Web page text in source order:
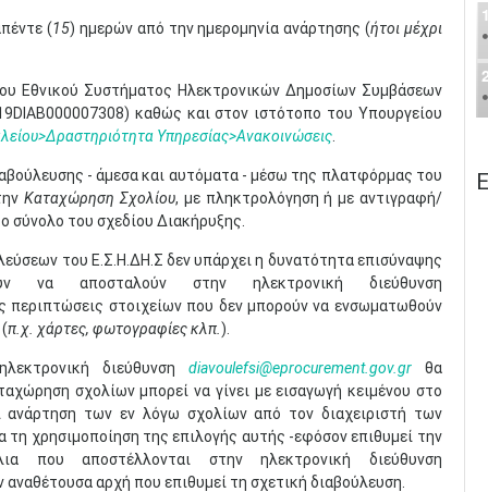
(15) ημερών από την ημερομηνία ανάρτησης (ήτοι μέχρι
Εθνικού Συστήματος Ηλεκτρονικών Δημοσίων Συμβάσεων
καθώς και στον ιστότοπο του Υπουργείου
Υπηρεσίας>Ανακοινώσεις.
- άμεσα και αυτόματα - μέσω της πλατφόρμας του
Καταχώρηση Σχολίου, με πληκτρολόγηση ή με αντιγραφή/
σύνολο του σχεδίου Διακήρυξης.
του Ε.Σ.Η.ΔΗ.Σ δεν υπάρχει η δυνατότητα επισύναψης
να αποσταλούν στην ηλεκτρονική διεύθυνση
περιπτώσεις στοιχείων που δεν μπορούν να ενσωματωθούν
π.χ. χάρτες, φωτογραφίες κλπ. ).
διεύθυνσηdiavoulefsi@eprocurement.gov.gr θα
σχολίων μπορεί να γίνει με εισαγωγή κειμένου στο
ανάρτηση των εν λόγω σχολίων από τον διαχειριστή των
χρησιμοποίηση της επιλογής αυτής -εφόσον επιθυμεί την
αποστέλλονται στην ηλεκτρονική διεύθυνση
αναθέτουσα αρχή που επιθυμεί τη σχετική διαβούλευση.